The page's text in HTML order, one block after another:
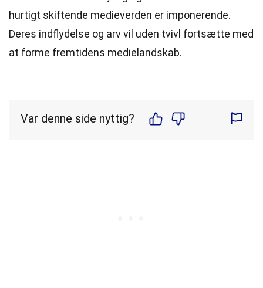
hurtigt skiftende medieverden er imponerende.
Deres indflydelse og arv vil uden tvivl fortsætte med
at forme fremtidens medielandskab.
Var denne side nyttig?